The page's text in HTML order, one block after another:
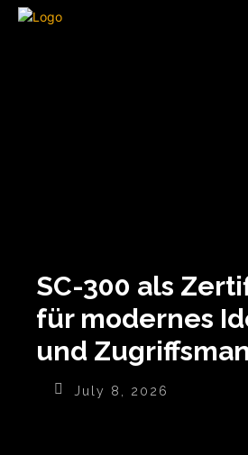
SC-300 als
für modernes
und
July 8, 2026